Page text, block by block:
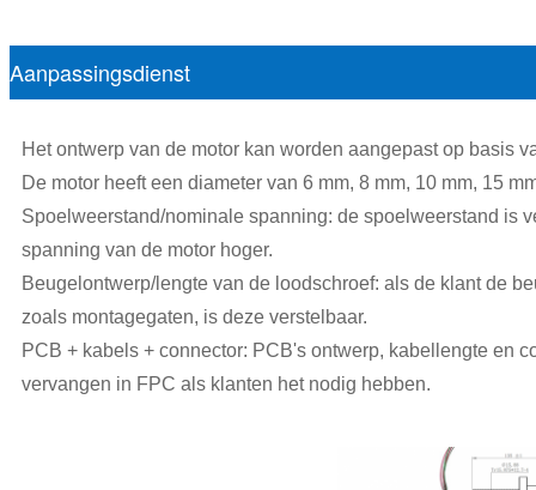
Aanpassingsdienst
Het ontwerp van de motor kan worden aangepast op basis
De motor heeft een diameter van 6 mm, 8 mm, 10 mm, 15
Spoelweerstand/nominale spanning: de spoelweerstand is
spanning van de motor hoger.
Beugelontwerp/lengte van de loodschroef: als de klant de
zoals montagegaten, is deze verstelbaar.
PCB + kabels + connector: PCB's ontwerp, kabellengte en
vervangen in FPC als klanten het nodig hebben.